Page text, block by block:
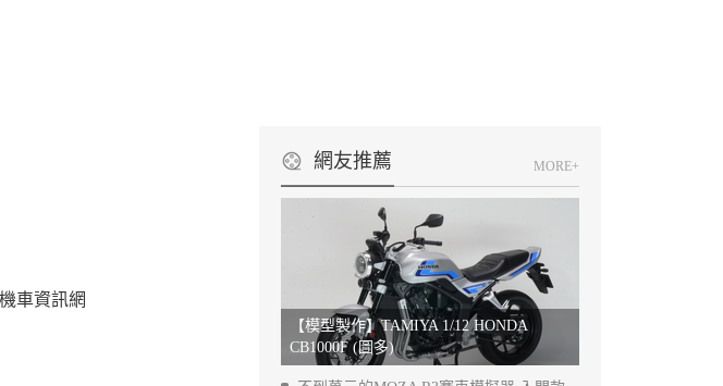
網友推薦 MORE+
【模型製作】TAMIYA 1/12 HONDA
CB1000F (圖多)